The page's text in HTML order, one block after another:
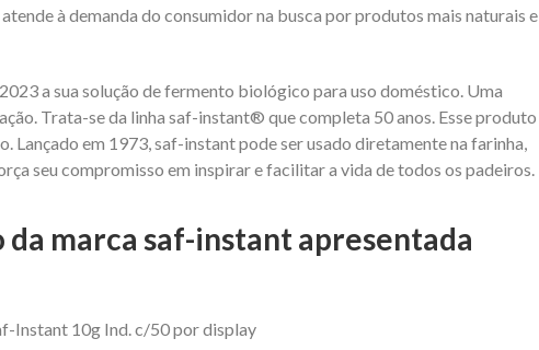
à demanda do consumidor na busca por produtos mais naturais e
a sua solução de fermento biológico para uso doméstico. Uma
Trata-se da linha saf-instant® que completa 50 anos. Esse produto
Lançado em 1973, saf-instant pode ser usado diretamente na farinha,
seu compromisso em inspirar e facilitar a vida de todos os padeiros.
da marca saf-instant apresentada
10g Ind. c/50 por display